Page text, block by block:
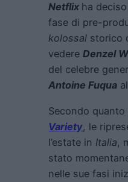
Netflix ha
fase di pre-
kolossal storico
vedere Denzel
del celebre
Antoine Fuqua
Secondo
Variety, le
l’estate in Italia,
stato
nelle sue fasi